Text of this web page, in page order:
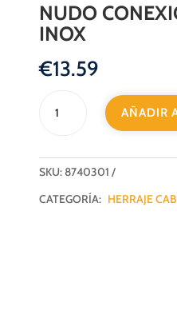
NUDO
INOX
€13.59
CONEXION
INOX
AÑADIR
SKU: 8740301
CATEGORÍA: HERRAJE